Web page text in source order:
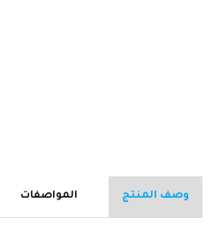
وصف المنتج المواصفات